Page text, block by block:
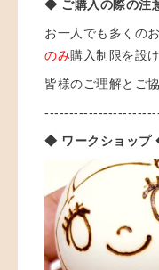
◆ ご購入の際の注
お一人でも多くの
のみ購入制限を設
皆様のご理解とご
◆ ワークショップ